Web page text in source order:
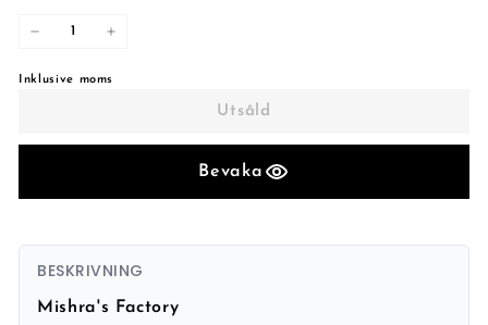
Inklusive moms
Utsåld
Bevaka
BESKRIVNING
Mishra's Factory